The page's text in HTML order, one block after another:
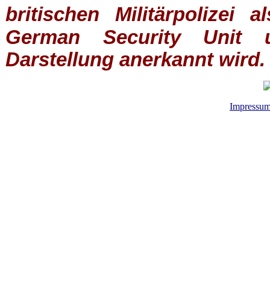
britischen
Militärpolizei
German Security Unit
Darstellung anerkannt wird.